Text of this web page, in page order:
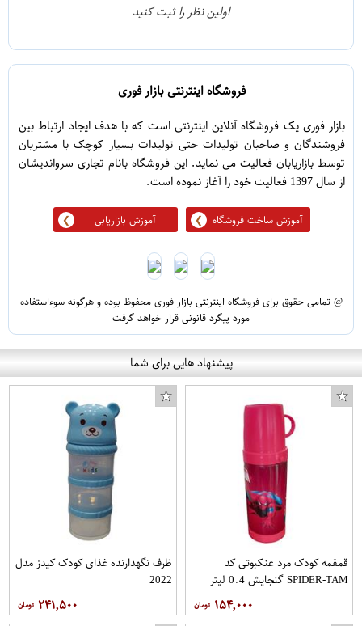
اولین نظر را ثبت کنید
فروشگاه اینترنتی بازار فوری
بازار فوری یک فروشگاه آنلاین اینترنتی است که با هدف ایجاد ارتباط بین
فروشندگان و صاحبان تولیدات حتی تولیدات بسیار کوچک با مشتریان
توسط بازاریابان فعالیت می نماید. این فروشگاه بانام تجاری سرواندیشان
از سال 1397 فعالیت خود را آغاز نموده است.
آموزش ساخت فروشگاه آموزش بازاریابی
@ تمامی حقوق برای فروشگاه اینترنتی بازار فوری محفوظ بوده و هرگونه سوءاستفاده
مورد پیگرد قانونی قرار خواهد گرفت
پیشنهاد هایی برای شما
قمقمه کودک مرد عنکبوتی کد
SPIDER-TAM گنجایش 0.4 لیتر
۱۵۴,۰۰۰
ظرف نگهدارنده غذای کودک کیدز مدل
2022
۲۴۱,۵۰۰